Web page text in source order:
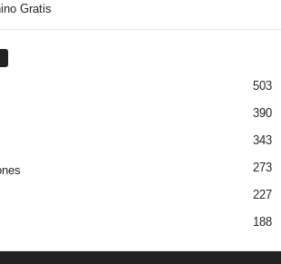
Gratis
503
390
343
273
227
188